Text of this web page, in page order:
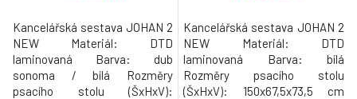
Kancelářská sestava JOHAN 2
NEW Materiál: DTD
laminovaná Barva: dub
sonoma / bílá Rozměry
psacího stolu (ŠxHxV):
Kancelářská sestava JOHAN 2
NEW Materiál: DTD
laminovaná Barva: bílá
Rozměry psacího stolu
(ŠxHxV): 150x67,5x73,5 cm